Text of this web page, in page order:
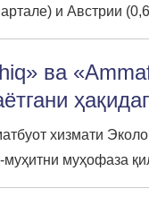
и Австрии
ва
хизмати
муҳофаза